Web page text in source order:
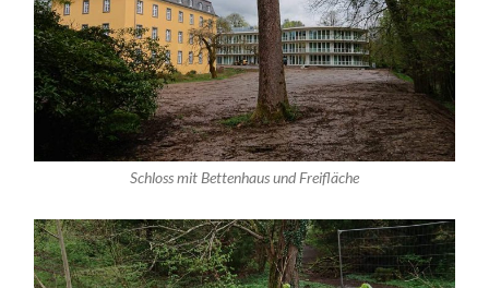
Schloss mit Bettenhaus und Freifläche